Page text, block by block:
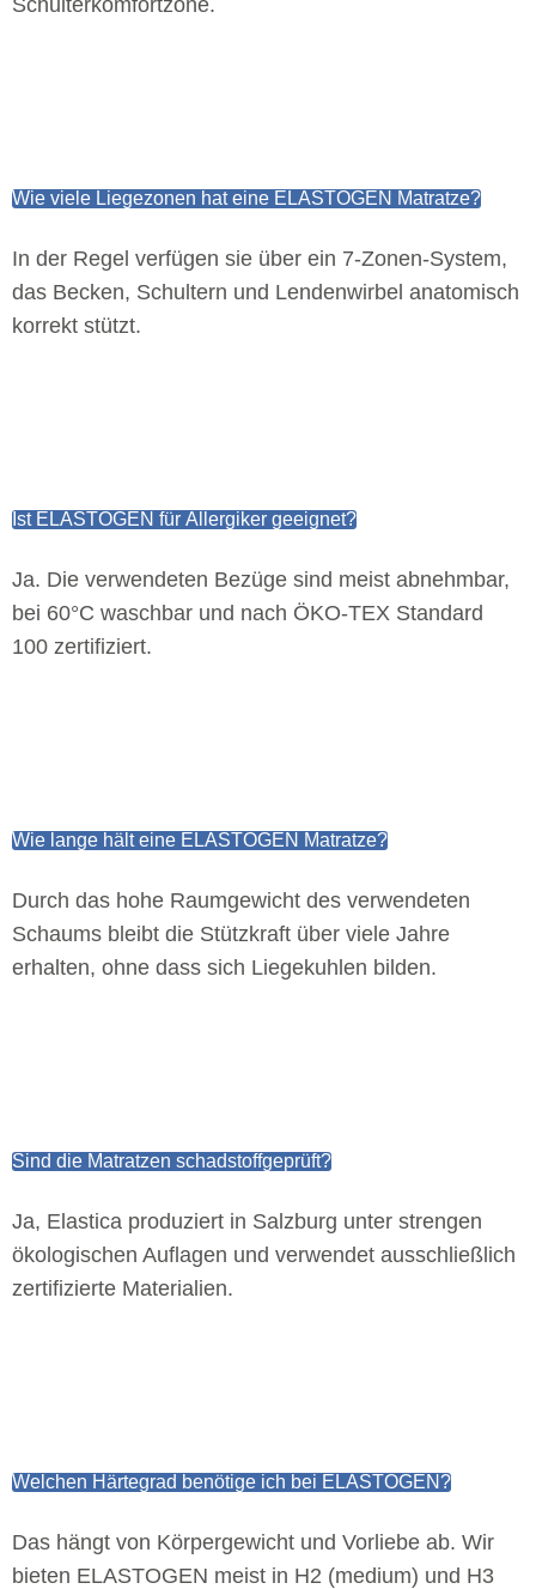
Wie viele Liegezonen hat eine ELASTOGEN Matratze?
In der Regel verfügen sie über ein 7-Zonen-System,
das Becken, Schultern und Lendenwirbel anatomisch
korrekt stützt.
Ist ELASTOGEN für Allergiker geeignet?
Ja. Die verwendeten Bezüge sind meist abnehmbar,
bei 60°C waschbar und nach ÖKO-TEX Standard
100 zertifiziert.
Wie lange hält eine ELASTOGEN Matratze?
Durch das hohe Raumgewicht des verwendeten
Schaums bleibt die Stützkraft über viele Jahre
erhalten, ohne dass sich Liegekuhlen bilden.
Sind die Matratzen schadstoffgeprüft?
Ja, Elastica produziert in Salzburg unter strengen
ökologischen Auflagen und verwendet ausschließlich
zertifizierte Materialien.
Welchen Härtegrad benötige ich bei ELASTOGEN?
Das hängt von Körpergewicht und Vorliebe ab. Wir
bieten ELASTOGEN meist in H2 (medium) und H3